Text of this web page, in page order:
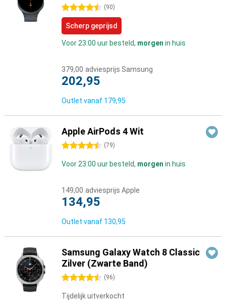
4.5 sterren (90)
Scherp geprijsd
Voor 23:00 uur besteld, morgen in huis
379,00 adviesprijs Samsung
202,95
Outlet vanaf 179,95
Apple AirPods 4 Wit
4.5 sterren (79)
Voor 23:00 uur besteld, morgen in huis
149,00 adviesprijs Apple
134,95
Outlet vanaf 130,95
Samsung Galaxy Watch 8 Classic
Zilver (Zwarte Band)
4.5 sterren (96)
Tijdelijk uitverkocht